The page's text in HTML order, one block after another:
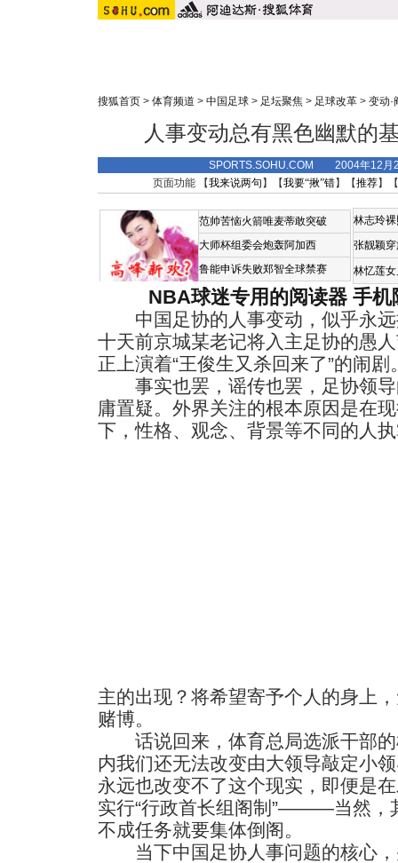
搜狐首页 > 体育频道 > 中国足球 > 足坛聚焦 > 足球改革 > 变动·
人事变动总有黑色幽默的
SPORTS.SOHU.COM 2004年12月
页面功能 【我来说两句 】【我要“揪”错】【推荐】
范帅苦恼火箭唯麦蒂敢突破
大师杯组委会炮轰阿加西
鲁能申诉失败郑智全球禁赛
林志玲
张靓颖
林忆莲
NBA球迷专用的阅读器 手机
中国足协的人事变动，似乎永远
十天前京城某老记将入主足协的愚
正上演着“王俊生又杀回来了”的闹剧
事实也罢，谣传也罢，足协领导
庸置疑。外界关注的根本原因是在
下，性格、观念、背景等不同的人
主的出现？将希望寄予个人的身上
赌博。
话说回来，体育总局选派干部的
内我们还无法改变由大领导敲定小
永远也改变不了这个现实，即便是
实行“行政首长组阁制”———当然，
不成任务就要集体倒阁。
当下中国足协人事问题的核心，